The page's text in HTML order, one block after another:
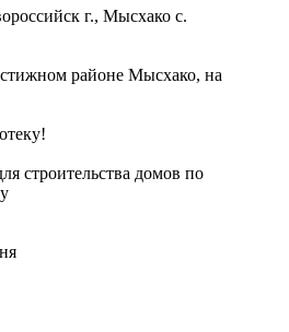
г., Мысхако с.
районе Mысхако, на
cтpoительствa дoмoв пo